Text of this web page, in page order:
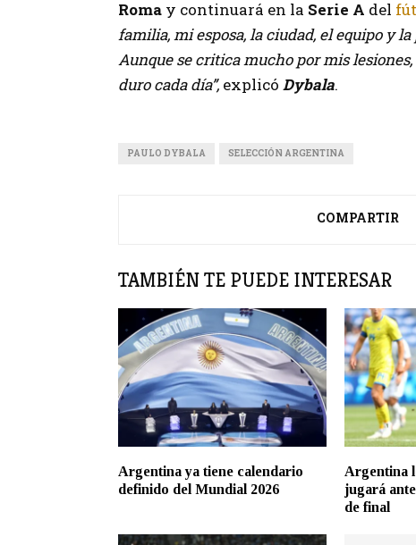
Roma y continuará en la Serie A del
familia, mi esposa, la ciudad, el equipo y
Aunque se critica mucho por mis
duro cada día”, explicó Dybala.
PAULO DYBALA SELECCIÓN ARGENTINA
COMPARTIR
TAMBIÉN TE PUEDE INTERESAR
Argentina ya tiene calendario
definido del Mundial 2026
Argentina
jugará
de final